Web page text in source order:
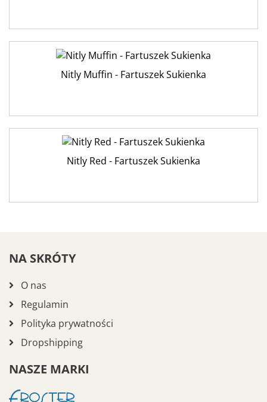
Nitly Muffin - Fartuszek Sukienka
Nitly Red - Fartuszek Sukienka
NA SKRÓTY
O nas
Regulamin
Polityka prywatności
Dropshipping
NASZE MARKI